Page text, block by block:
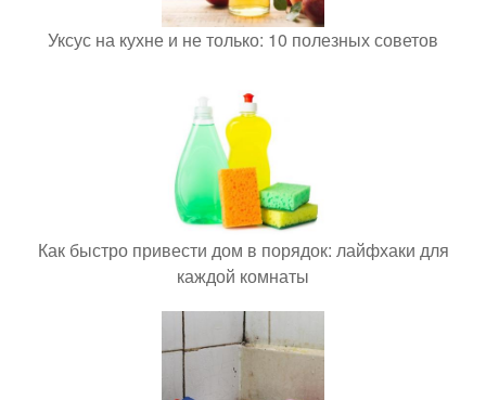
Уксус на кухне и не только: 10 полезных советов
Как быстро привести дом в порядок: лайфхаки для
каждой комнаты